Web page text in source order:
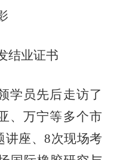
结业证书
学员先后走访了
、万宁等多个市
讲座、8次现场考